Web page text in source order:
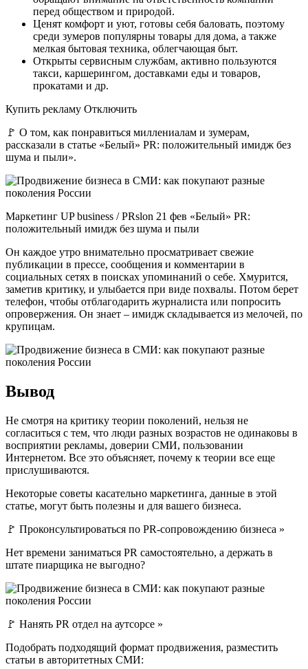
перед обществом и природой.
Ценят комфорт и уют, готовы себя баловать, поэтому
среди зумеров популярны товары для дома, а также
мелкая бытовая техника, облегчающая быт.
Открыты сервисным службам, активно пользуются
такси, каршерингом, доставками еды и товаров,
прокатами и др.
Купить рекламу Отключить
🚩 О том, как понравиться миллениалам и зумерам,
рассказали в статье «Белый» PR: положительный имидж без
шума и пыли».
Маркетинг UP business / PRslon 21 фев «Белый» PR:
положительный имидж без шума и пыли
Он каждое утро внимательно просматривает свежие
публикации в прессе, сообщения и комментарии в
социальных сетях в поисках упоминаний о себе. Хмурится,
заметив критику, и улыбается при виде похвалы. Потом берет
телефон, чтобы отблагодарить журналиста или попросить
опровержения. Он знает – имидж складывается из мелочей, по
крупицам.
Вывод
Не смотря на критику теории поколений, нельзя не
согласиться с тем, что люди разных возрастов не одинаковы в
восприятии рекламы, доверии СМИ, пользовании
Интернетом. Все это объясняет, почему к теории все еще
прислушиваются.
Некоторые советы касательно маркетинга, данные в этой
статье, могут быть полезны и для вашего бизнеса.
🚩 Проконсультироваться по PR-сопровождению бизнеса »
Нет времени заниматься PR самостоятельно, а держать в
штате пиарщика не выгодно?
🚩 Нанять PR отдел на аутсорсе »
Подобрать подходящий формат продвижения, разместить
статьи в авторитетных СМИ: